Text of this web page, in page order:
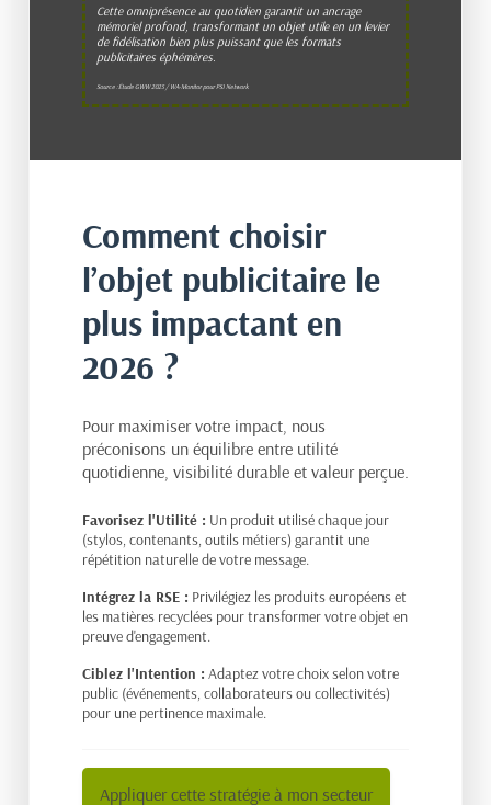
Cette omniprésence au quotidien garantit un ancrage
mémoriel profond, transformant un objet utile en un levier
de fidélisation bien plus puissant que les formats
publicitaires éphémères.
Source :Étude GWW 2025 / WA-Monitor pour PSI Network
Comment choisir
l’objet publicitaire le
plus impactant en
2026 ?
Pour maximiser votre impact, nous
préconisons un équilibre entre utilité
quotidienne visibilité durable et valeur perçue
Favorisez l'Utilité : Un produit utilisé chaque jour
(stylos, contenants, outils métiers) garantit une
répétition naturelle de votre message.
Intégrez la RSE : Privilégiez les produits européens et
les matières recyclées pour transformer votre objet en
preuve d'engagement.
Ciblez l'Intention : Adaptez votre choix selon votre
public (événements, collaborateurs ou collectivités)
pour une pertinence maximale.
Appliquer cette stratégie à mon secteur